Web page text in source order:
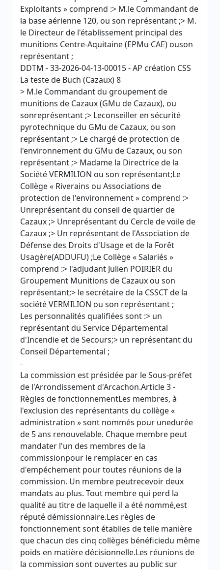
Exploitants » comprend :> M.le Commandant de
la base aérienne 120, ou son représentant ;> M.
le Directeur de l'établissement principal des
munitions Centre-Aquitaine (EPMu CAE) ouson
représentant ;
DDTM - 33-2026-04-13-00015 - AP création CSS
La teste de Buch (Cazaux) 8
> M.le Commandant du groupement de
munitions de Cazaux (GMu de Cazaux), ou
sonreprésentant ;> Leconseiller en sécurité
pyrotechnique du GMu de Cazaux, ou son
représentant ;> Le chargé de protection de
l'environnement du GMu de Cazaux, ou son
représentant ;> Madame la Directrice de la
Société VERMILION ou son représentant;Le
Collège « Riverains ou Associations de
protection de l'environnement » comprend :>
Unreprésentant du conseil de quartier de
Cazaux ;> Unreprésentant du Cercle de voile de
Cazaux ;> Un représentant de l'Association de
Défense des Droits d'Usage et de la Forêt
Usagère(ADDUFU) ;Le Collège « Salariés »
comprend :> l'adjudant Julien POIRIER du
Groupement Munitions de Cazaux ou son
représentant;> le secrétaire de la CSSCT de la
société VERMILION ou son représentant ;
Les personnalités qualifiées sont :> un
représentant du Service Départemental
d'Incendie et de Secours;> un représentant du
Conseil Départemental ;
-
La commission est présidée par le Sous-préfet
de l'Arrondissement d'Arcachon.Article 3 -
Règles de fonctionnementLes membres, à
l'exclusion des représentants du collège «
administration » sont nommés pour unedurée
de 5 ans renouvelable. Chaque membre peut
mandater l'un des membres de la
commissionpour le remplacer en cas
d'empéchement pour toutes réunions de la
commission. Un membre peutrecevoir deux
mandats au plus. Tout membre qui perd la
qualité au titre de laquelle il a été nommé,est
réputé démissionnaire.Les règles de
fonctionnement sont établies de telle manière
que chacun des cinq collèges bénéficiedu même
poids en matière décisionnelle.Les réunions de
la commission sont ouvertes au public sur